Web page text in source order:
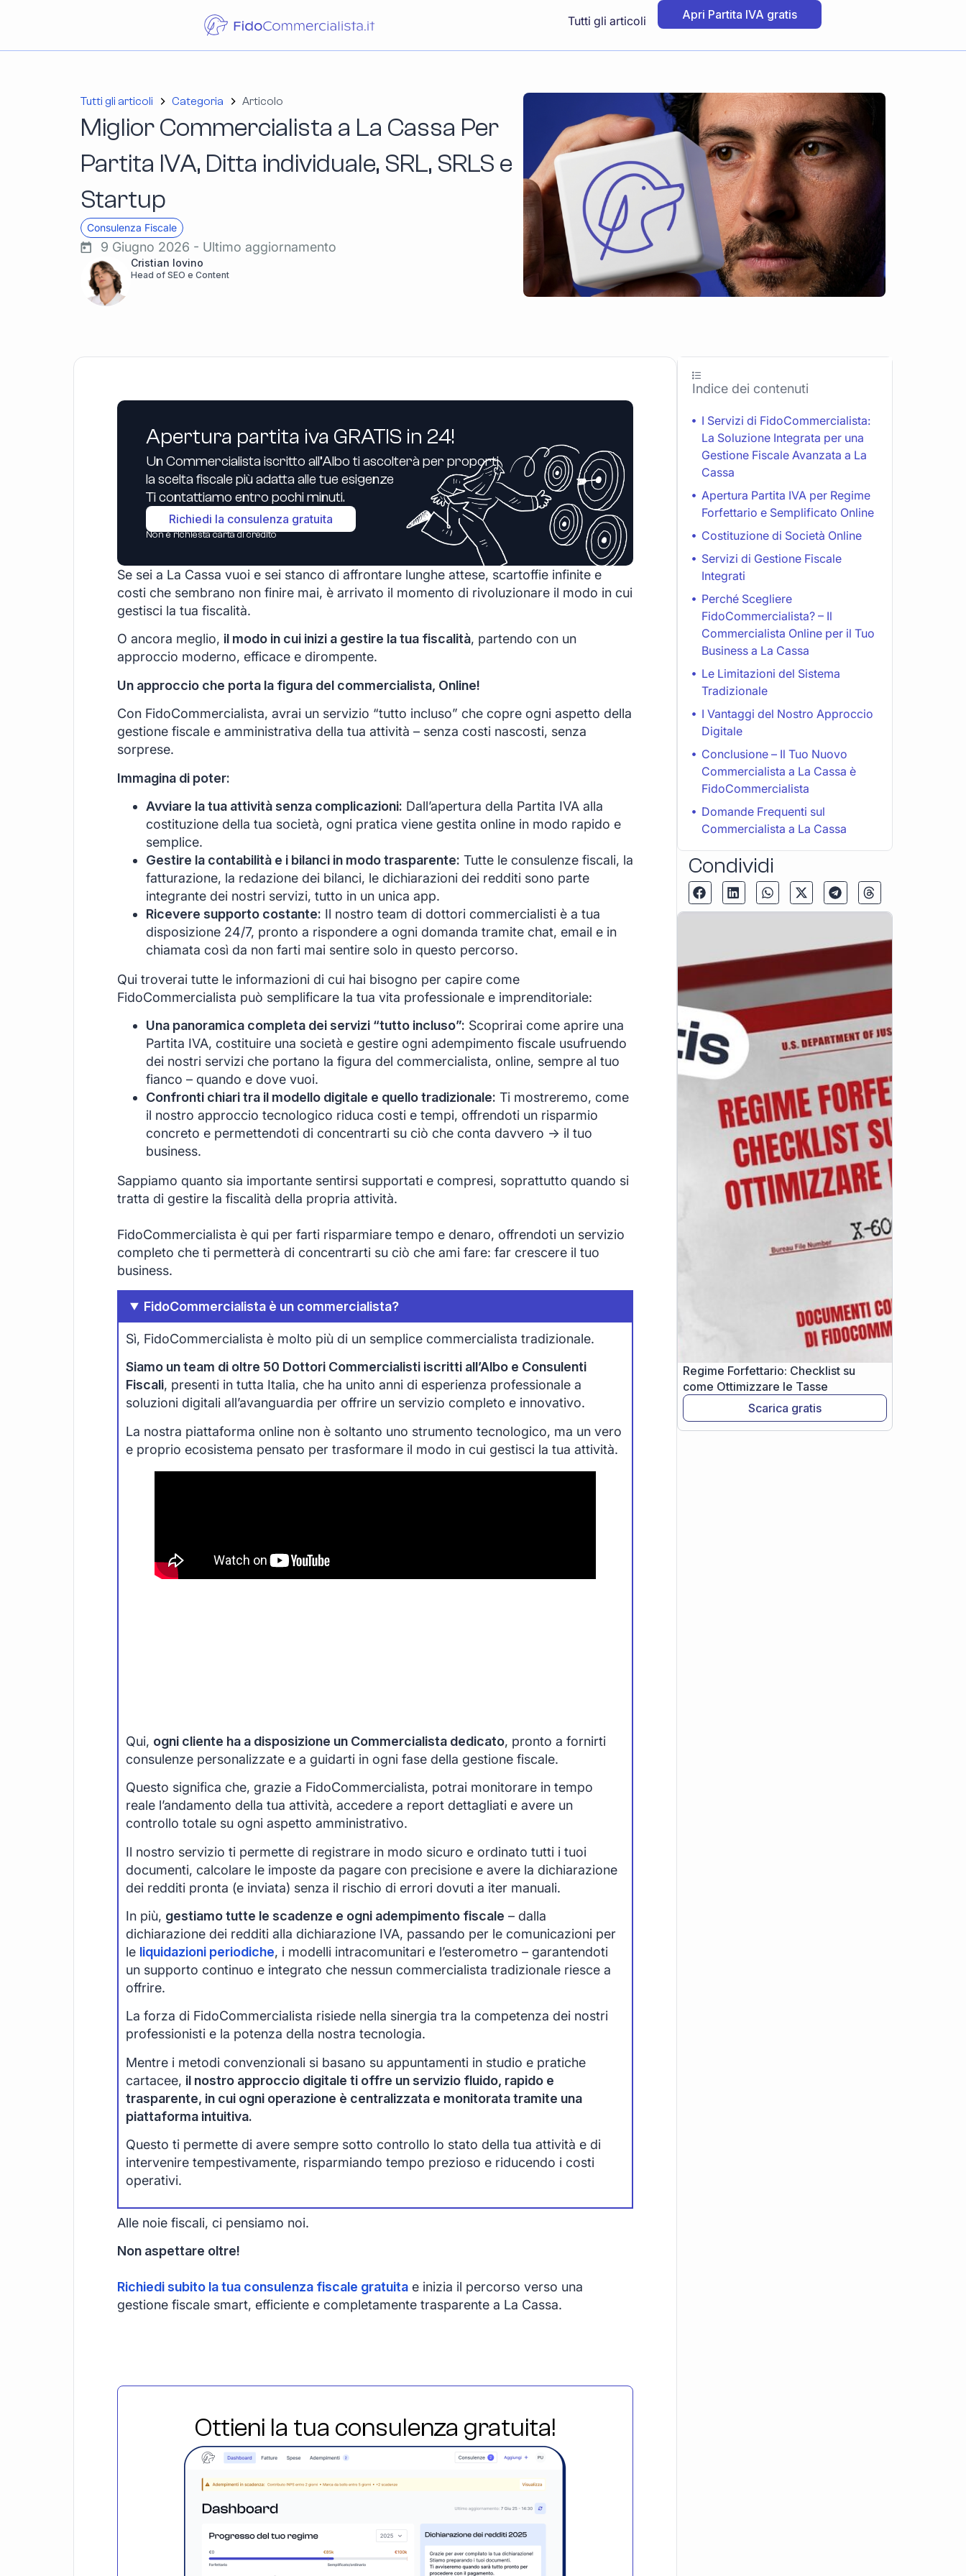
Tutti gli articoli Apri Partita IVA gratis
Tutti gli articoli Categoria Articolo
Miglior Commercialista a La Cassa Per
Partita IVA, Ditta individuale, SRL, SRLS e
Startup
Consulenza Fiscale
9 Giugno 2026 - Ultimo aggiornamento
Cristian Iovino
Head of SEO e Content
Apertura partita iva GRATIS in 24!
Un Commercialista iscritto all’Albo ti ascolterà per proporti
la scelta fiscale più adatta alle tue esigenze
Ti contattiamo entro pochi minuti.
Richiedi la consulenza gratuita
Non è richiesta carta di credito
Se sei a La Cassa vuoi e sei stanco di affrontare lunghe attese, scartoffie infinite e
costi che sembrano non finire mai, è arrivato il momento di rivoluzionare il modo in cui
gestisci la tua fiscalità.
O ancora meglio, il modo in cui inizi a gestire la tua fiscalità, partendo con un
approccio moderno, efficace e dirompente.
Un approccio che porta la figura del commercialista, Online!
Con FidoCommercialista, avrai un servizio “tutto incluso” che copre ogni aspetto della
gestione fiscale e amministrativa della tua attività – senza costi nascosti, senza
sorprese.
Immagina di poter:
Avviare la tua attività senza complicazioni: Dall’apertura della Partita IVA alla
costituzione della tua società, ogni pratica viene gestita online in modo rapido e
semplice.
Gestire la contabilità e i bilanci in modo trasparente: Tutte le consulenze fiscali, la
fatturazione, la redazione dei bilanci, le dichiarazioni dei redditi sono parte
integrante dei nostri servizi, tutto in un unica app.
Ricevere supporto costante: Il nostro team di dottori commercialisti è a tua
disposizione 24/7, pronto a rispondere a ogni domanda tramite chat, email e in
chiamata così da non farti mai sentire solo in questo percorso.
Qui troverai tutte le informazioni di cui hai bisogno per capire come
FidoCommercialista può semplificare la tua vita professionale e imprenditoriale:
Una panoramica completa dei servizi “tutto incluso”: Scoprirai come aprire una
Partita IVA, costituire una società e gestire ogni adempimento fiscale usufruendo
dei nostri servizi che portano la figura del commercialista, online, sempre al tuo
fianco – quando e dove vuoi.
Confronti chiari tra il modello digitale e quello tradizionale: Ti mostreremo, come
il nostro approccio tecnologico riduca costi e tempi, offrendoti un risparmio
concreto e permettendoti di concentrarti su ciò che conta davvero -> il tuo
business.
Sappiamo quanto sia importante sentirsi supportati e compresi, soprattutto quando si
tratta di gestire la fiscalità della propria attività.
FidoCommercialista è qui per farti risparmiare tempo e denaro, offrendoti un servizio
completo che ti permetterà di concentrarti su ciò che ami fare: far crescere il tuo
business.
FidoCommercialista è un commercialista?
Sì, FidoCommercialista è molto più di un semplice commercialista tradizionale.
Siamo un team di oltre 50 Dottori Commercialisti iscritti all’Albo e Consulenti
Fiscali, presenti in tutta Italia, che ha unito anni di esperienza professionale a
soluzioni digitali all’avanguardia per offrire un servizio completo e innovativo.
La nostra piattaforma online non è soltanto uno strumento tecnologico, ma un vero
e proprio ecosistema pensato per trasformare il modo in cui gestisci la tua attività.
Qui, ogni cliente ha a disposizione un Commercialista dedicato, pronto a fornirti
consulenze personalizzate e a guidarti in ogni fase della gestione fiscale.
Questo significa che, grazie a FidoCommercialista, potrai monitorare in tempo
reale l’andamento della tua attività, accedere a report dettagliati e avere un
controllo totale su ogni aspetto amministrativo.
Il nostro servizio ti permette di registrare in modo sicuro e ordinato tutti i tuoi
documenti, calcolare le imposte da pagare con precisione e avere la dichiarazione
dei redditi pronta (e inviata) senza il rischio di errori dovuti a iter manuali.
In più, gestiamo tutte le scadenze e ogni adempimento fiscale – dalla
dichiarazione dei redditi alla dichiarazione IVA, passando per le comunicazioni per
le liquidazioni periodiche, i modelli intracomunitari e l’esterometro – garantendoti
un supporto continuo e integrato che nessun commercialista tradizionale riesce a
offrire.
La forza di FidoCommercialista risiede nella sinergia tra la competenza dei nostri
professionisti e la potenza della nostra tecnologia.
Mentre i metodi convenzionali si basano su appuntamenti in studio e pratiche
cartacee, il nostro approccio digitale ti offre un servizio fluido, rapido e
trasparente, in cui ogni operazione è centralizzata e monitorata tramite una
piattaforma intuitiva.
Questo ti permette di avere sempre sotto controllo lo stato della tua attività e di
intervenire tempestivamente, risparmiando tempo prezioso e riducendo i costi
operativi.
Alle noie fiscali, ci pensiamo noi.
Non aspettare oltre!
Richiedi subito la tua consulenza fiscale gratuita e inizia il percorso verso una
gestione fiscale smart, efficiente e completamente trasparente a La Cassa.
Ottieni la tua consulenza gratuita!
Indice dei contenuti
I Servizi di FidoCommercialista:
La Soluzione Integrata per una
Gestione Fiscale Avanzata a La
Cassa
Apertura Partita IVA per Regime
Forfettario e Semplificato Online
Costituzione di Società Online
Servizi di Gestione Fiscale
Integrati
Perché Scegliere
FidoCommercialista? – Il
Commercialista Online per il Tuo
Business a La Cassa
Le Limitazioni del Sistema
Tradizionale
I Vantaggi del Nostro Approccio
Digitale
Conclusione – Il Tuo Nuovo
Commercialista a La Cassa è
FidoCommercialista
Domande Frequenti sul
Commercialista a La Cassa
Condividi
Regime Forfettario: Checklist su
come Ottimizzare le Tasse
Scarica gratis